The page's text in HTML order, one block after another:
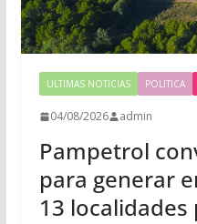
ULTIMAS NOTICIAS POLITICA
04/08/2026 admin
Pampetrol
para generar
13 localidades